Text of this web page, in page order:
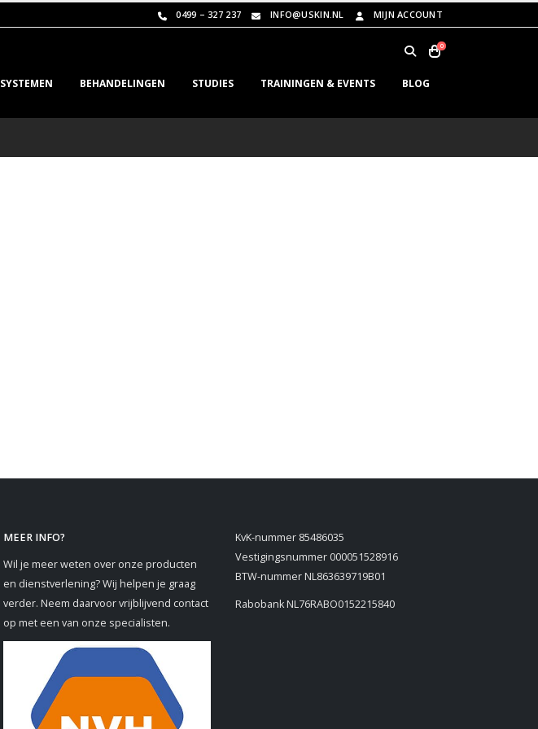
0499 – 327 237 INFO@USKIN.NL MIJN ACCOUNT
0
SYSTEMEN BEHANDELINGEN STUDIES TRAININGEN & EVENTS BLOG
MEER INFO?
Wil je meer weten over onze producten
en dienstverlening? Wij helpen je graag
verder. Neem daarvoor vrijblijvend contact
op met een van onze specialisten.
KvK-nummer 85486035
Vestigingsnummer 000051528916
BTW-nummer NL863639719B01
Rabobank NL76RABO0152215840